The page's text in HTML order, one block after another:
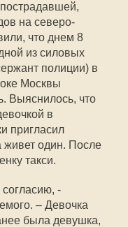
на северо-
что днем 8
из силовых
полиции) в
Москвы
Выяснилось, что
в
пригласил
живет один. После
такси.
-
– Девочка
была девушка,